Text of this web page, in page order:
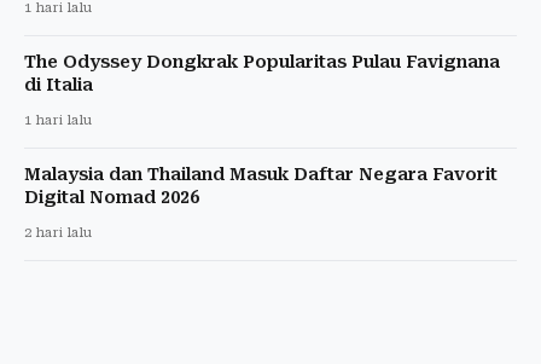
1 hari lalu
The Odyssey Dongkrak Popularitas Pulau Favignana
di Italia
1 hari lalu
Malaysia dan Thailand Masuk Daftar Negara Favorit
Digital Nomad 2026
2 hari lalu